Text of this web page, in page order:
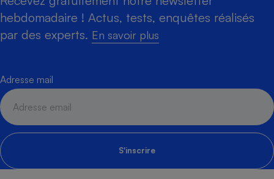
hebdomadaire ! Actus, tests, enquêtes réalisés
par des experts. En savoir plus
Adresse mail
S'inscrire